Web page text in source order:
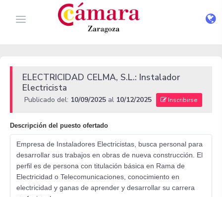
ELECTRICIDAD CELMA, S.L.: Instalador
Electricista
Publicado del: 10/09/2025 al 10/12/2025 Inscribirse
Descripción del puesto ofertado
Empresa de Instaladores Electricistas, busca personal para
desarrollar sus trabajos en obras de nueva construcción. El
perfil es de persona con titulación básica en Rama de
Electricidad o Telecomunicaciones, conocimiento en
electricidad y ganas de aprender y desarrollar su carrera